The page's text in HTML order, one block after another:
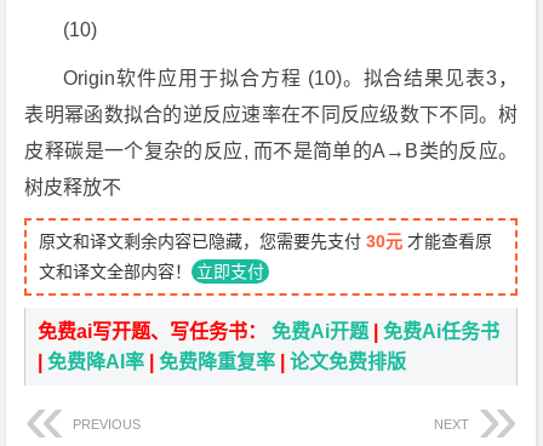
(10)
Origin软件应用于拟合方程 (10)。拟合结果见表3，
表明幂函数拟合的逆反应速率在不同反应级数下不同。树
皮释碳是一个复杂的反应, 而不是简单的A→B类的反应。
树皮释放不
原文和译文剩余内容已隐藏，您需要先支付30元 才能查看原
文和译文全部内容！ 立即支付
免费ai写开题、写任务书：免费Ai开题 |免费Ai任务书
|免费降AI率 |免费降重复率 |论文免费排版
PREVIOUS NEXT